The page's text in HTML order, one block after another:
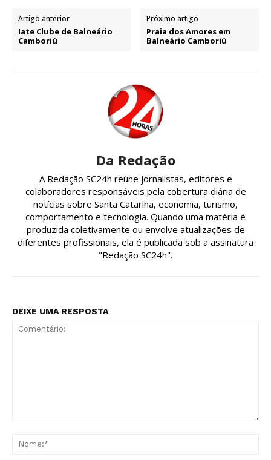
Artigo anterior
Iate Clube de Balneário
Camboriú
Próximo artigo
Praia dos Amores em
Balneário Camboriú
Da Redação
A Redação SC24h reúne jornalistas, editores e
colaboradores responsáveis pela cobertura diária de
notícias sobre Santa Catarina, economia, turismo,
comportamento e tecnologia. Quando uma matéria é
produzida coletivamente ou envolve atualizações de
diferentes profissionais, ela é publicada sob a assinatura
"Redação SC24h".
DEIXE UMA RESPOSTA